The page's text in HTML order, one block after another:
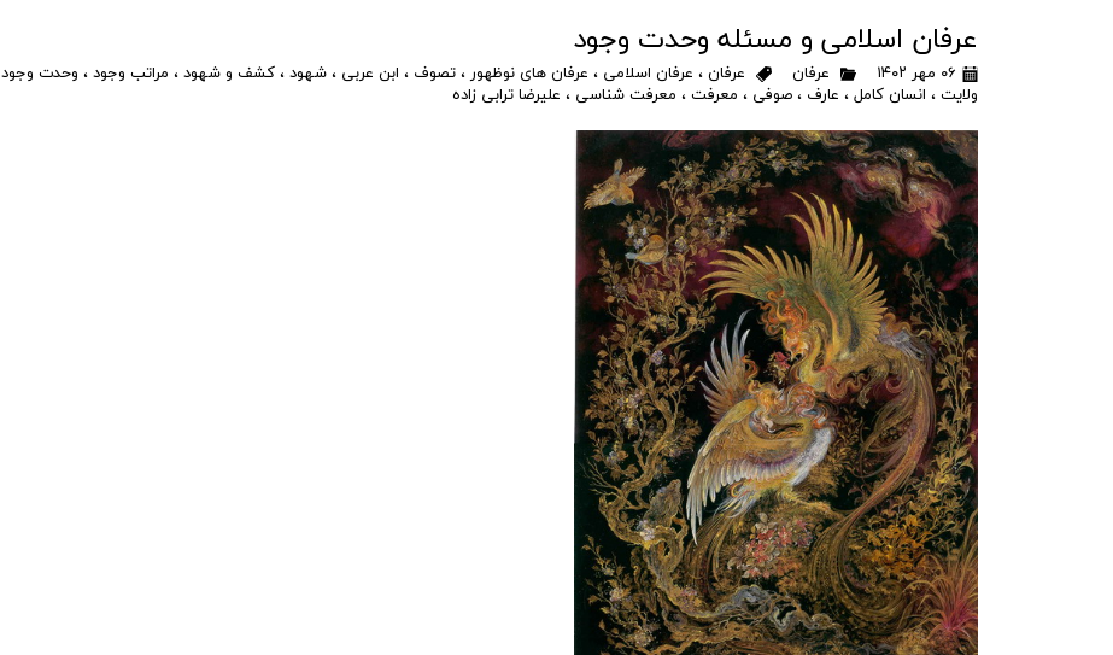
عرفان اسلامی و مسئله وحدت وجود
۰۶ مهر ۱۴۰۲ عرفان عرفان ، عرفان اسلامی ، عرفان های نوظهور ، تصوف ، ابن عربی ، شهود ، کشف و شهود ، مراتب وجود ، وحدت وجود
ولایت ، انسان کامل ، عارف ، صوفی ، معرفت ، معرفت شناسی ، علیرضا ترابی زاده